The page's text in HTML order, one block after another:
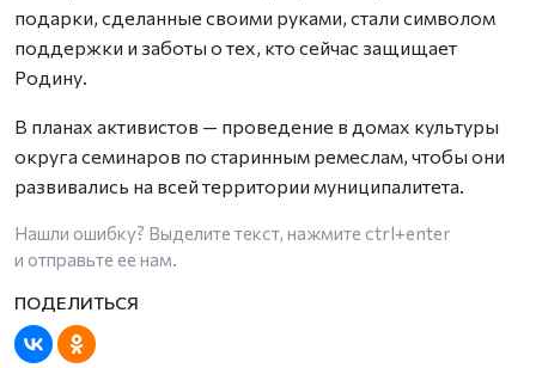
подарки, сделанные своими руками, стали символом
поддержки и заботы о тех, кто сейчас защищает
Родину.
В планах активистов — проведение в домах культуры
округа семинаров по старинным ремеслам, чтобы они
развивались на всей территории муниципалитета.
Нашли ошибку? Выделите текст, нажмите ctrl+enter
и отправьте ее нам.